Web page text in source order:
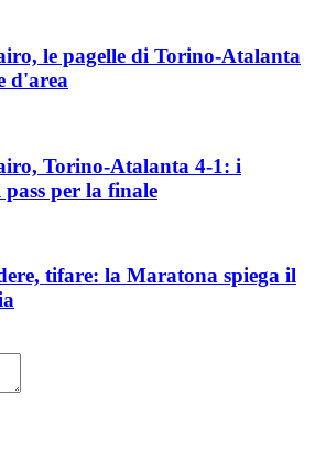
le pagelle di Torino-Atalanta
d'area
Torino-Atalanta 4-1: i
per la finale
tifare: la Maratona spiega il